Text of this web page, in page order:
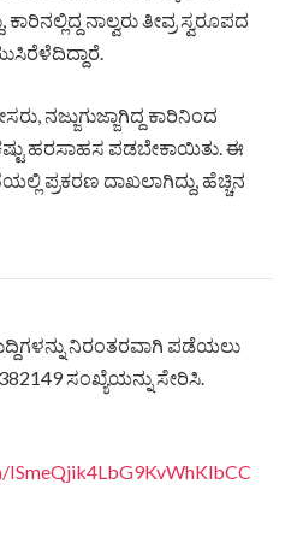
ನಾಲ್ವರು ತೀವ್ರ ಸ್ವರೂಪದ
ನಜ್ಜುಗುಜ್ಜಾಗಿದ್ದ ಕಾರಿನಿಂದ
ಹರಸಾಹಸ ಪಡಬೇಕಾಯಿತು. ಈ
ಪ್ರಕರಣ ದಾಖಲಾಗಿದ್ದು, ಹೆಚ್ಚಿನ
ನಿರಂತರವಾಗಿ ಪಡೆಯಲು
ಸಂಖ್ಯೆಯನ್ನು ಸೇರಿಸಿ.
ISmeQjik4LbG9KvWhKlbCC